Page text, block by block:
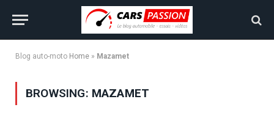
Blog auto-moto Home » Mazamet
BROWSING: MAZAMET